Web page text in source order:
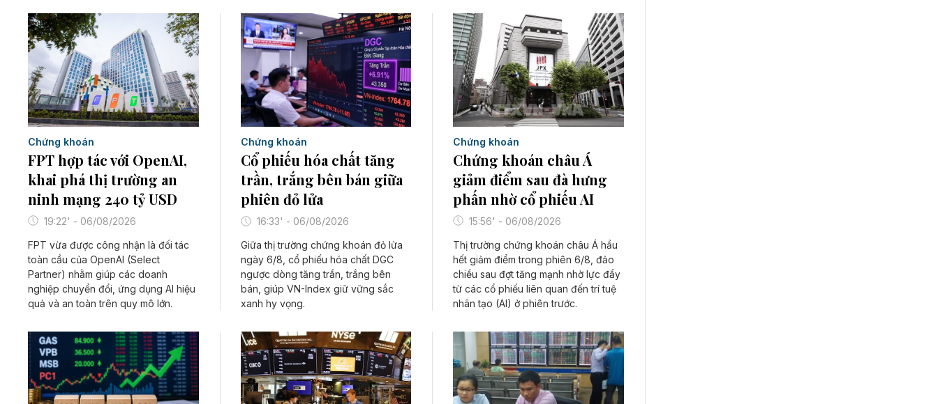
Chứng khoán
FPT hợp tác với OpenAI,
khai phá thị trường an
ninh mạng 240 tỷ USD
19:22' - 06/08/2026
FPT vừa được công nhận là đối tác
toàn cầu của OpenAI (Select
Partner) nhằm giúp các doanh
nghiệp chuyển đổi, ứng dụng AI hiệu
quả và an toàn trên quy mô lớn.
Chứng khoán
Cổ phiếu hóa chất tăng
trần, trắng bên bán giữa
phiên đỏ lửa
16:33' - 06/08/2026
Giữa thị trường chứng khoán đỏ lửa
ngày 6/8, cổ phiếu hóa chất DGC
ngược dòng tăng trần, trắng bên
bán, giúp VN-Index giữ vững sắc
xanh hy vọng.
Chứng khoán
Chứng khoán châu Á
giảm điểm sau đà hưng
phấn nhờ cổ phiếu AI
15:56' - 06/08/2026
Thị trường chứng khoán châu Á hầu
hết giảm điểm trong phiên 6/8, đảo
chiều sau đợt tăng mạnh nhờ lực đẩy
từ các cổ phiếu liên quan đến trí tuệ
nhân tạo (AI) ở phiên trước.